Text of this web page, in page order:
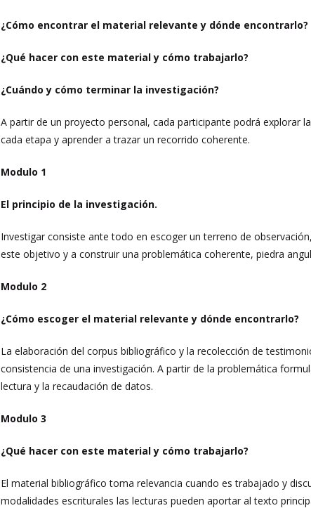
¿Cómo encontrar el material relevante y dónde encontrarlo?
¿Qué hacer con este material y cómo trabajarlo?
¿Cuándo y cómo terminar la investigación?
A partir de un proyecto personal, cada participante podrá explorar
cada etapa y aprender a trazar un recorrido coherente.
Modulo 1
El principio de la investigación.
Investigar consiste ante todo en escoger un terreno de
este objetivo y a construir una problemática coherente, piedra
Modulo 2
¿Cómo escoger el material relevante y dónde encontrarlo?
La elaboración del corpus bibliográfico y la recolección de
consistencia de una investigación. A partir de la problemática
lectura y la recaudación de datos.
Modulo 3
¿Qué hacer con este material y cómo trabajarlo?
El material bibliográfico toma relevancia cuando es trabajado y
modalidades escriturales las lecturas pueden aportar al texto